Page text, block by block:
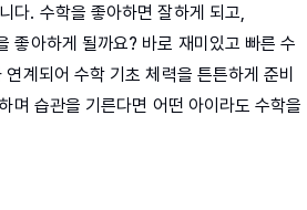
다. 수학을 좋아하면 잘하게 되고,
좋아하게 될까요? 바로 재미있고 빠른 수
계되어 수학 기초 체력을 튼튼하게 준비
며 습관을 기른다면 어떤 아이라도 수학을